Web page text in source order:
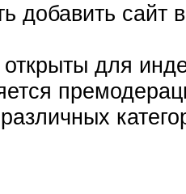
добавить сайт
для